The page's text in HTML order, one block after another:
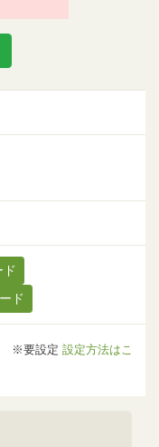
ド
※要設定 設定方法はこ